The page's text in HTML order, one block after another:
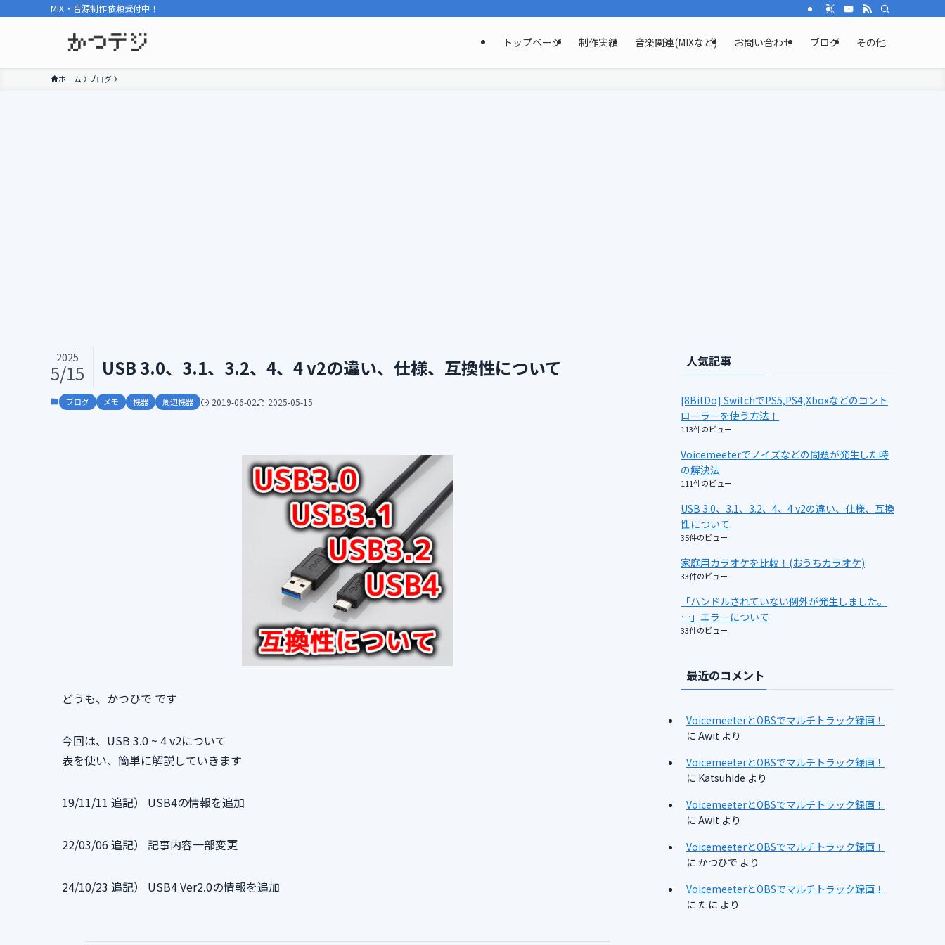
MIX・音源制作依頼受付中！
トップページ 制作実績 音楽関連(MIXなど) お問い合わせ ブログ その他
ホーム ブログ
USB 3.0、3.1、3.2、4、4 v2の違い、仕様、互換性について
2025
5/15
ブログ メモ 機器 周辺機器 2019-06-02 2025-05-15
どうも、かつひで です
今回は、USB 3.0 ~ 4 v2について
表を使い、簡単に解説していきます
19/11/11 追記） USB4の情報を追加
22/03/06 追記） 記事内容一部変更
24/10/23 追記） USB4 Ver2.0の情報を追加
人気記事
[8BitDo] SwitchでPS5,PS4,Xboxなどのコント
ローラーを使う方法！
113件のビュー
Voicemeeterでノイズなどの問題が発生した時
の解決法
111件のビュー
USB 3.0、3.1、3.2、4、4 v2の違い、仕様、互換
性について
35件のビュー
家庭用カラオケを比較！(おうちカラオケ)
33件のビュー
「ハンドルされていない例外が発生しました。
…」エラーについて
33件のビュー
最近のコメント
VoicemeeterとOBSでマルチトラック録画！
に Awit より
VoicemeeterとOBSでマルチトラック録画！
に Katsuhide より
VoicemeeterとOBSでマルチトラック録画！
に Awit より
VoicemeeterとOBSでマルチトラック録画！
に かつひで より
VoicemeeterとOBSでマルチトラック録画！
に たに より